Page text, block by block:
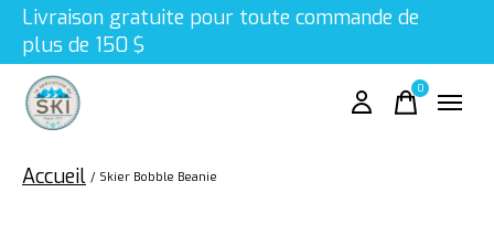
Livraison gratuite pour toute commande de
plus de 150 $
0items
Accueil / Skier Bobble Beanie